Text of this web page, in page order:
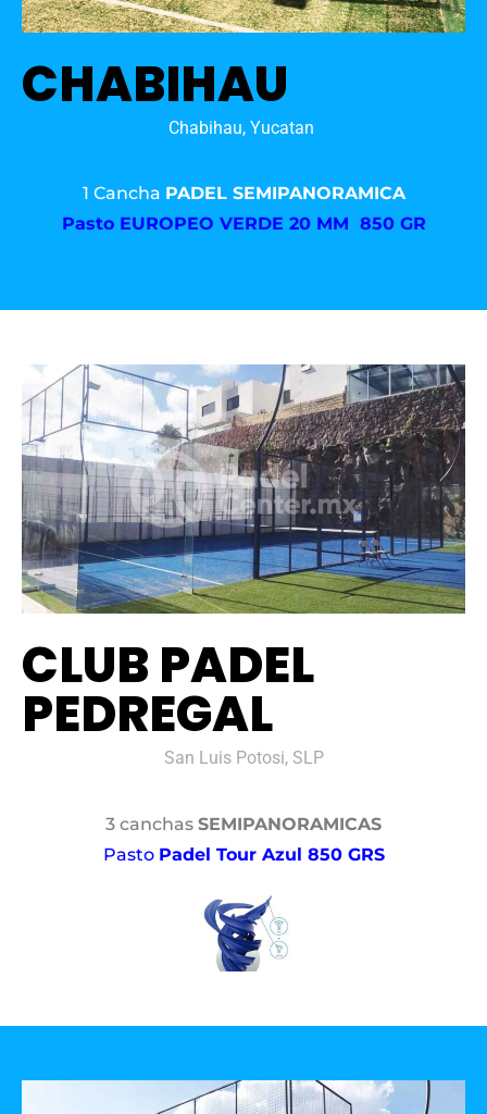
CHABIHAU
Chabihau, Yucatan
1 Cancha PADEL SEMIPANORAMICA
Pasto EUROPEO VERDE 20 MM 850 GR
CLUB PADEL
PEDREGAL
San Luis Potosi, SLP
3 canchas SEMIPANORAMICAS
Pasto Padel Tour Azul 850 GRS